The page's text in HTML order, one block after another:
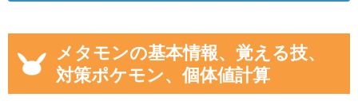
メタモンの基本情報、覚える技、
対策ポケモン、個体値計算